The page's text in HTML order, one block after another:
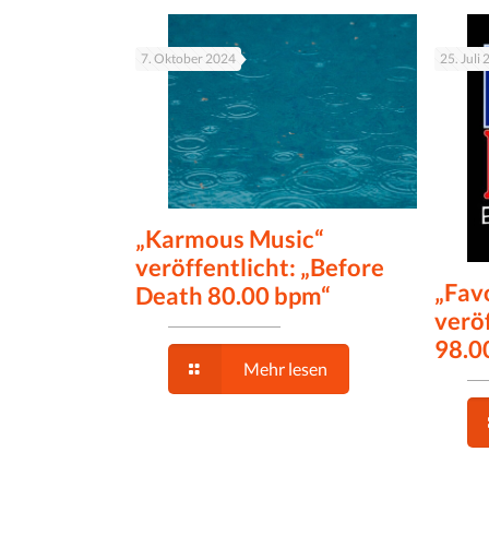
7. Oktober 2024
„Karmous Music“
veröffentlicht: „Before
Death 80.00 bpm“
Mehr lesen
25. Juli